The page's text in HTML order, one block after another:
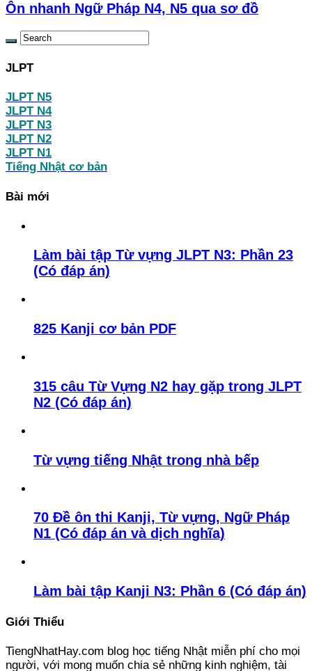
Ôn nhanh Ngữ Pháp N4, N5 qua sơ đồ
JLPT
JLPT N5
JLPT N4
JLPT N3
JLPT N2
JLPT N1
Tiếng Nhật cơ bản
Bài mới
Làm bài tập Từ vựng JLPT N3: Phần 23
(Có đáp án)
825 Kanji cơ bản PDF
315 câu Từ Vựng N2 hay gặp trong JLPT
N2 (Có đáp án)
Từ vựng tiếng Nhật trong nhà bếp
70 Đề ôn thi Kanji, Từ vựng, Ngữ Pháp
N1 (Có đáp án và dịch nghĩa)
Làm bài tập Kanji N3: Phần 6 (Có đáp án)
Giới Thiểu
TiengNhatHay.com blog học tiếng Nhật miễn phí cho mọi
người, với mong muốn chia sẻ những kinh nghiệm, tài